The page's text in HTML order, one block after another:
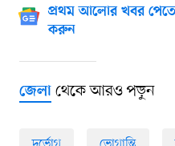
প্রথম আলোর খবর
করুন
জেলাথেকে আরও পড়ুন